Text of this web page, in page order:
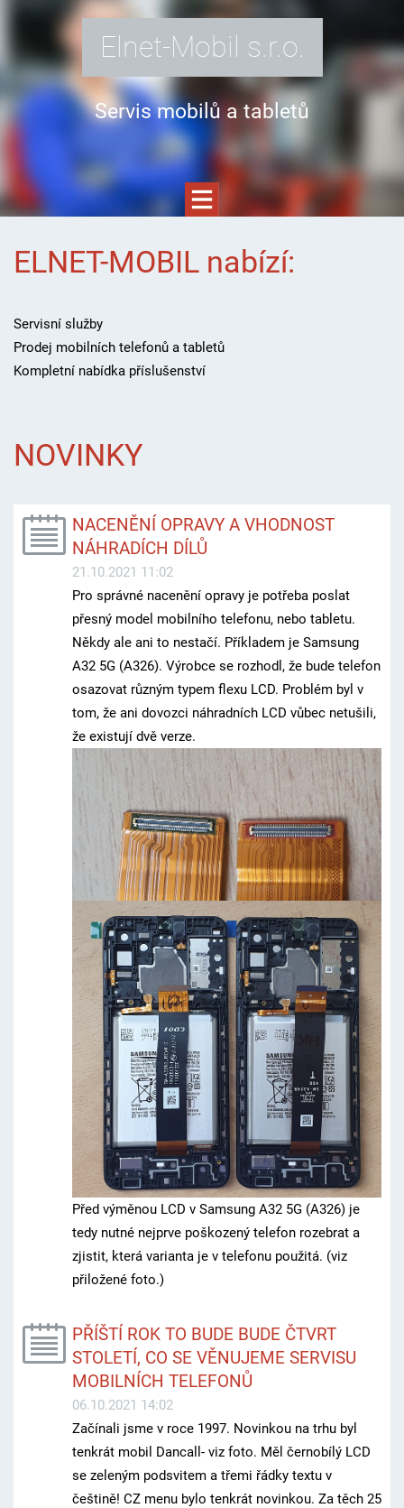
Elnet-Mobil s.r.o.
Servis mobilů a tabletů
ELNET-MOBIL nabízí:
Servisní služby
Prodej mobilních telefonů a tabletů
Kompletní nabídka příslušenství
NOVINKY
NACENĚNÍ OPRAVY A VHODNOST
NÁHRADÍCH DÍLŮ
21.10.2021 11:02
Pro správné nacenění opravy je potřeba poslat
přesný model mobilního telefonu, nebo tabletu.
Někdy ale ani to nestačí. Příkladem je Samsung
A32 5G (A326). Výrobce se rozhodl, že bude telefon
osazovat různým typem flexu LCD. Problém byl v
tom, že ani dovozci náhradních LCD vůbec netušili,
že existují dvě verze.
Před výměnou LCD v Samsung A32 5G (A326) je
tedy nutné nejprve poškozený telefon rozebrat a
zjistit, která varianta je v telefonu použitá. (viz
přiložené foto.)
PŘÍŠTÍ ROK TO BUDE BUDE ČTVRT
STOLETÍ, CO SE VĚNUJEME SERVISU
MOBILNÍCH TELEFONŮ
06.10.2021 14:02
Začínali jsme v roce 1997. Novinkou na trhu byl
tenkrát mobil Dancall- viz foto. Měl černobílý LCD
se zeleným podsvitem a třemi řádky textu v
češtině! CZ menu bylo tenkrát novinkou. Za těch 25